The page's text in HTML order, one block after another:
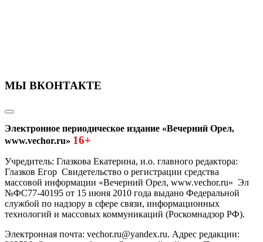
МЫ ВКОНТАКТЕ
Электронное периодическое издание «Вечерний Орел,
www.vechor.ru» 16+
Учредитель: Глазкова Екатерина, и.о. главного редактора:
Глазков Егор Свидетельство о регистрации средства
массовой информации «Вечерний Орел, www.vechor.ru» Эл
№ФС77-40195 от 15 июня 2010 года выдано Федеральной
службой по надзору в сфере связи, информационных
технологий и массовых коммуникаций (Роскомнадзор РФ).
Электронная почта: vechor.ru@yandex.ru. Адрес редакции: